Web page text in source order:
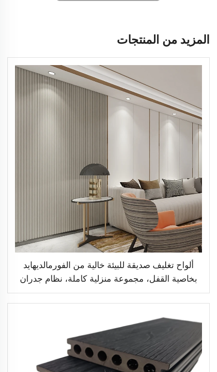
المزيد من المنتجات
ألواح تغليف صديقة للبيئة خالية من الفورمالديهايد
بخاصية القفل، مجموعة منزلية كاملة، نظام جدران
بسطح مُنَقَّش، حل ألواح زخرفية للغرف بنمط
عصري